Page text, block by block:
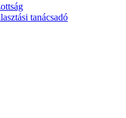
tanácsadó